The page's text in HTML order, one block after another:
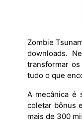
Zombie
downloads.
transformar
tudo o que
A mecânica é
coletar bônus
mais de 300